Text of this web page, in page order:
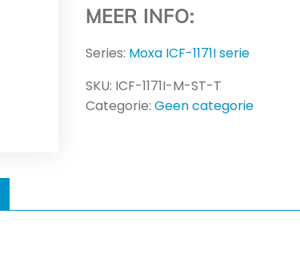
MEER INFO:
Series: Moxa ICF-1171I serie
SKU: ICF-1171I-M-ST-T
Categorie:Geen categorie